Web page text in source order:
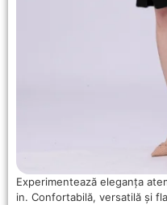
Experimentează eleganța
in. Confortabilă, versatilă și